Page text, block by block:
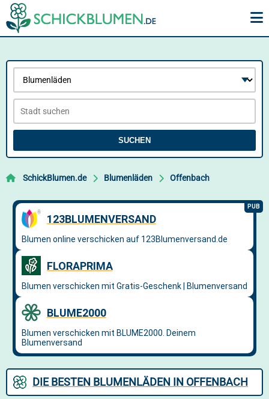
SUCHEN
SchickBlumen.de Blumenläden Offenbach
DIE BESTEN BLUMENLÄDEN IN OFFENBACH